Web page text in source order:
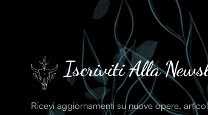
Iscriviti Alla
Ricevi aggiornamenti su nuove opere,